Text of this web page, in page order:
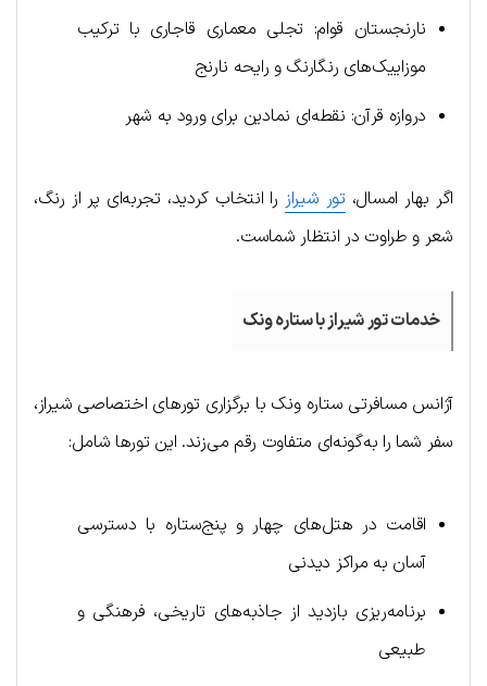
نارنجستان قوام: تجلی معماری قاجاری با ترکیب
موزاییک‌های رنگارنگ و رایحه نارنج
دروازه قرآن: نقطه‌ای نمادین برای ورود به شهر
اگر بهار امسال، تور شیراز را انتخاب کردید، تجربه‌ای پر از رنگ،
شعر و طراوت در انتظار شماست.
خدمات تور شیراز با ستاره ونک
آژانس مسافرتی ستاره ونک با برگزاری تورهای اختصاصی شیراز،
سفر شما را به‌گونه‌ای متفاوت رقم می‌زند. این تورها شامل:
اقامت در هتل‌های چهار و پنج‌ستاره با دسترسی
آسان به مراکز دیدنی
برنامه‌ریزی بازدید از جاذبه‌های تاریخی، فرهنگی و
طبیعی